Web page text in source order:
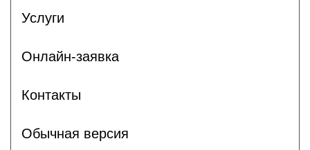
Услуги
Онлайн-заявка
Контакты
Обычная версия